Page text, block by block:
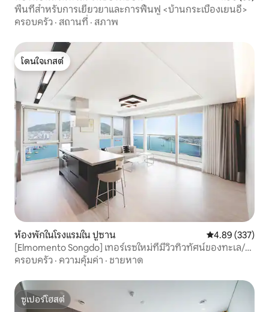
พื้นที่สำหรับการเยียวยาและการฟื้นฟู <บ้านกระเบื้องเยนอี>
ครอบครัว · สถานที่ · สภาพ
โดนใจเกสต์
โดนใจเกสต์
ห้องพักในโรงแรมใน ปูซาน คะแนนเฉลี่ย
4.89 (337)
[Elmomento Songdo] เทอร์เรซใหม่ที่มีวิวทิวทัศน์ของทะเล/
แคปซูลกาแฟระดับไฮเอนด์/ชายหาด/POS
ครอบครัว · ความคุ้มค่า · ชายหาด
ซูเปอร์โฮสต์
ซูเปอร์โฮสต์